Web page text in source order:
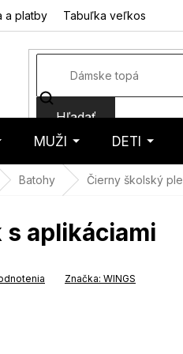
a platby Tabuľka veľkostí
Hľadať
MUŽI DETI
Batohy Čierny školský
aplikáciami
Značka: WINGS